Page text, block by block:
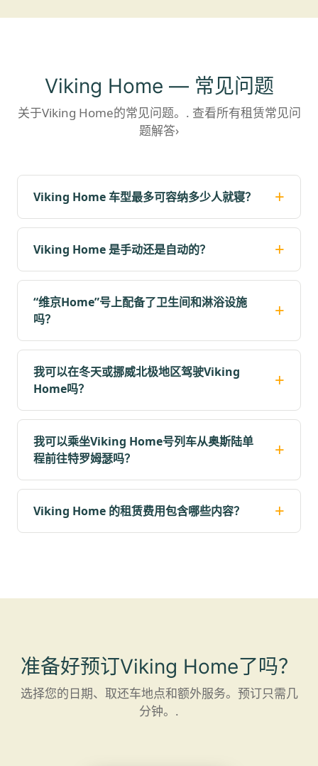
Viking Home — 常见问题
关于Viking Home的常见问题。. 查看所有租赁常见问
题解答›
Viking Home 车型最多可容纳多少人就寝？
Viking Home 是手动还是自动的？
“维京Home”号上配备了卫生间和淋浴设施
吗？
我可以在冬天或挪威北极地区驾驶Viking
Home吗？
我可以乘坐Viking Home号列车从奥斯陆单
程前往特罗姆瑟吗？
Viking Home 的租赁费用包含哪些内容？
准备好预订Viking Home了吗？
选择您的日期、取还车地点和额外服务。预订只需几
分钟。.